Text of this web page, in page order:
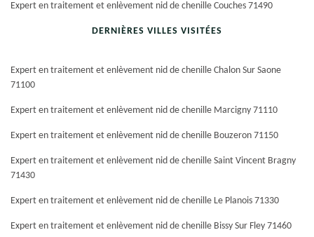
Expert en traitement et enlèvement nid de chenille Couches 71490
DERNIÈRES VILLES VISITÉES
Expert en traitement et enlèvement nid de chenille Chalon Sur Saone
71100
Expert en traitement et enlèvement nid de chenille Marcigny 71110
Expert en traitement et enlèvement nid de chenille Bouzeron 71150
Expert en traitement et enlèvement nid de chenille Saint Vincent Bragny
71430
Expert en traitement et enlèvement nid de chenille Le Planois 71330
Expert en traitement et enlèvement nid de chenille Bissy Sur Fley 71460